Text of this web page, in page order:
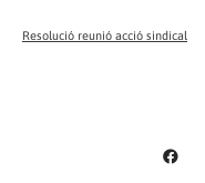
Resolució reunió acció sindical